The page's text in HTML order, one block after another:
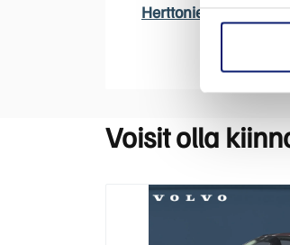
Herttoniemi
Voisit olla